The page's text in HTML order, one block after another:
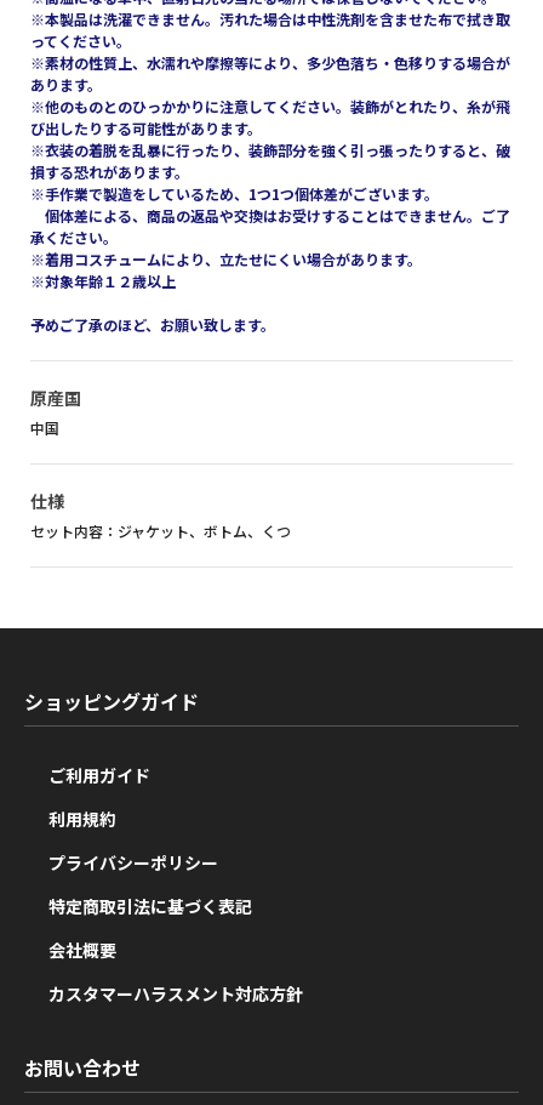
※本製品は洗濯できません。汚れた場合は中性洗剤を含ませた布で拭き取
ってください。
※素材の性質上、水濡れや摩擦等により、多少色落ち・色移りする場合が
あります。
※他のものとのひっかかりに注意してください。装飾がとれたり、糸が飛
び出したりする可能性があります。
※衣装の着脱を乱暴に行ったり、装飾部分を強く引っ張ったりすると、破
損する恐れがあります。
※手作業で製造をしているため、1つ1つ個体差がございます。
個体差による、商品の返品や交換はお受けすることはできません。ご了
承ください。
※着用コスチュームにより、立たせにくい場合があります。
※対象年齢１２歳以上
予めご了承のほど、お願い致します。
原産国
中国
仕様
セット内容：ジャケット、ボトム、くつ
ショッピングガイド
ご利用ガイド
利用規約
プライバシーポリシー
特定商取引法に基づく表記
会社概要
カスタマーハラスメント対応方針
お問い合わせ